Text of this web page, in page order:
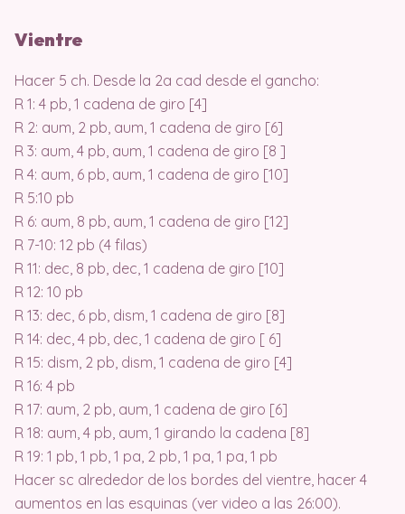
Vientre
Hacer 5 ch. Desde la 2a cad desde el gancho:
R 1: 4 pb, 1 cadena de giro [4]
R 2: aum, 2 pb, aum, 1 cadena de giro [6]
R 3: aum, 4 pb, aum, 1 cadena de giro [8 ]
R 4: aum, 6 pb, aum, 1 cadena de giro [10]
R 5:10 pb
R 6: aum, 8 pb, aum, 1 cadena de giro [12]
R 7-10: 12 pb (4 filas)
R 11: dec, 8 pb, dec, 1 cadena de giro [10]
R 12: 10 pb
R 13: dec, 6 pb, dism, 1 cadena de giro [8]
R 14: dec, 4 pb, dec, 1 cadena de giro [ 6]
R 15: dism, 2 pb, dism, 1 cadena de giro [4]
R 16: 4 pb
R 17: aum, 2 pb, aum, 1 cadena de giro [6]
R 18: aum, 4 pb, aum, 1 girando la cadena [8]
R 19: 1 pb, 1 pb, 1 pa, 2 pb, 1 pa, 1 pa, 1 pb
Hacer sc alrededor de los bordes del vientre, hacer 4
aumentos en las esquinas (ver video a las 26:00).